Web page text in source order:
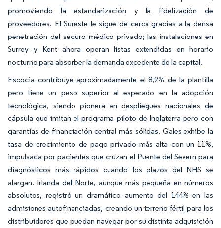
promoviendo la estandarización y la fidelización de
proveedores. El Sureste le sigue de cerca gracias a la densa
penetración del seguro médico privado; las instalaciones en
Surrey y Kent ahora operan listas extendidas en horario
nocturno para absorber la demanda excedente de la capital.
Escocia contribuye aproximadamente el 8,2% de la plantilla
pero tiene un peso superior al esperado en la adopción
tecnológica, siendo pionera en despliegues nacionales de
cápsula que imitan el programa piloto de Inglaterra pero con
garantías de financiación central más sólidas. Gales exhibe la
tasa de crecimiento de pago privado más alta con un 11%,
impulsada por pacientes que cruzan el Puente del Severn para
diagnósticos más rápidos cuando los plazos del NHS se
alargan. Irlanda del Norte, aunque más pequeña en números
absolutos, registró un dramático aumento del 144% en las
admisiones autofinanciadas, creando un terreno fértil para los
distribuidores que puedan navegar por su distinta adquisición